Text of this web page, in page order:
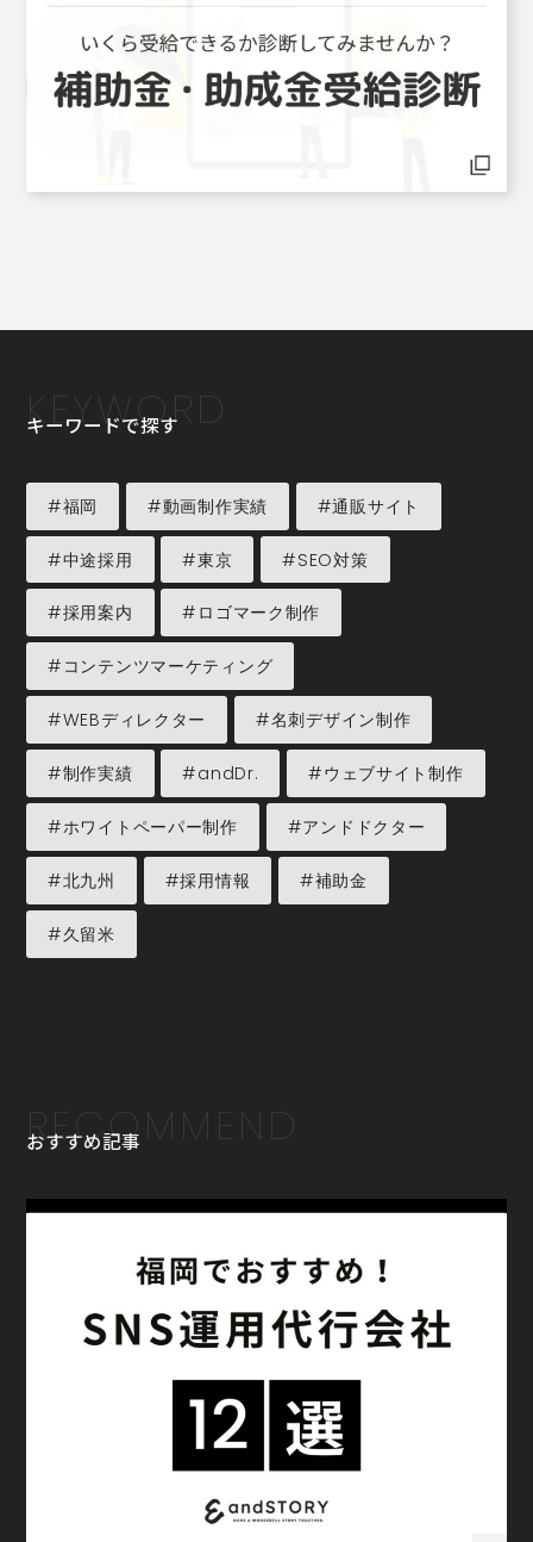
KEYWORD
キーワードで探す
#福岡 #動画制作実績 #通販サイト
#中途採用 #東京 #SEO対策
#採用案内 #ロゴマーク制作
#コンテンツマーケティング
#WEBディレクター #名刺デザイン制作
#制作実績 #andDr. #ウェブサイト制作
#ホワイトペーパー制作 #アンドドクター
#北九州 #採用情報 #補助金
#久留米
RECOMMEND
おすすめ記事